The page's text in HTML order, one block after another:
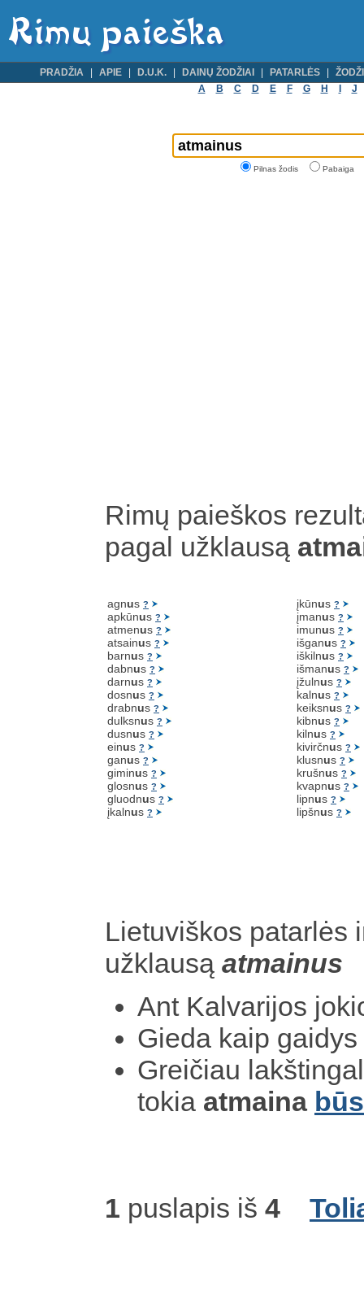
PRADŽIA APIE D.U.K. DAINŲ ŽODŽIAI PATARLĖS
A
B C D E F G H J
Pilnas žodis Pabaiga
Rimų paieškos
pagal užklausą
agnus ?
apkūnus ?
atmenus ?
atsainus ?
barnus ?
dabnus ?
darnus ?
dosnus ?
drabnus ?
dulksnus ?
dusnus ?
einus ?
ganus ?
giminus ?
glosnus ?
gluodnus ?
įkalnus ?
įkūnus ?
įmanus ?
imunus ?
išganus ?
iškilnus ?
išmanus ?
įžulnus ?
kalnus ?
keiksnus ?
kibnus ?
kilnus ?
kivirčnus ?
klusnus ?
krušnus ?
kvapnus ?
lipnus ?
lipšnus ?
Lietuviškos patarlės
užklausą atmainus
Ant Kalvarijos
Gieda kaip
Greičiau
tokia atmaina
1 puslapis iš 4